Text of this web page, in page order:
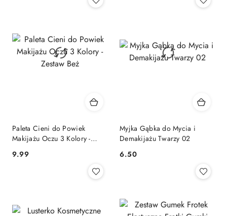
Paleta Cieni do Powiek
Makijażu Oczu 3 Kolory -
Cena:
9.99
Myjka Gąbka do Mycia i
Demakijażu Twarzy 02
Cena:
6.50